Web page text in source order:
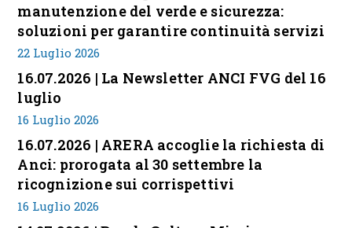
manutenzione del verde e sicurezza:
soluzioni per garantire continuità servizi
22 Luglio 2026
16.07.2026 | La Newsletter ANCI FVG del 16
luglio
16 Luglio 2026
16.07.2026 | ARERA accoglie la richiesta di
Anci: prorogata al 30 settembre la
ricognizione sui corrispettivi
16 Luglio 2026